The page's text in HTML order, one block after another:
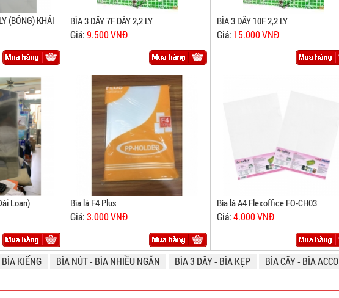
(BÓNG) KHẢI
BÌA 3 DÂY 7F DÀY 2,2 LY
Giá:9.500 VNĐ
BÌA 3 DÂY 10F 2,2 LY
Giá: 15.000 VNĐ
Loan) Bìa lá F4 Plus
Giá:3.000 VNĐ
Bìa lá A4 Flexoffice FO-CH03
Giá:4.000 VNĐ
KIẾNG BÌA NÚT - BÌA NHIỀU NGĂN BÌA 3 DÂY - BÌA KẸP BÌA CÂY - BÌA ACCO